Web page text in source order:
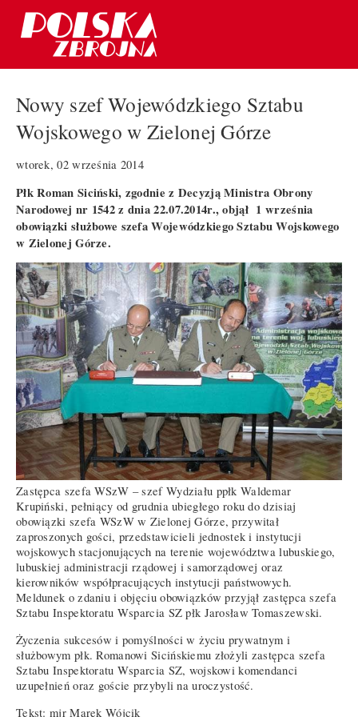
Nowy szef Wojewódzkiego Sztabu
Wojskowego w Zielonej Górze
wtorek, 02 września 2014
Płk Roman Siciński, zgodnie z Decyzją Ministra Obrony
Narodowej nr 1542 z dnia 22.07.2014r., objął 1 września
obowiązki służbowe szefa Wojewódzkiego Sztabu Wojskowego
w Zielonej Górze.
Zastępca szefa WSzW – szef Wydziału ppłk Waldemar
Krupiński, pełniący od grudnia ubiegłego roku do dzisiaj
obowiązki szefa WSzW w Zielonej Górze, przywitał
zaproszonych gości, przedstawicieli jednostek i instytucji
wojskowych stacjonujących na terenie województwa lubuskiego,
lubuskiej administracji rządowej i samorządowej oraz
kierowników współpracujących instytucji państwowych.
Meldunek o zdaniu i objęciu obowiązków przyjął zastępca szefa
Sztabu Inspektoratu Wsparcia SZ płk Jarosław Tomaszewski.
Życzenia sukcesów i pomyślności w życiu prywatnym i
służbowym płk. Romanowi Sicińskiemu złożyli zastępca szefa
Sztabu Inspektoratu Wsparcia SZ, wojskowi komendanci
uzupełnień oraz goście przybyli na uroczystość.
Tekst: mjr Marek Wójcik